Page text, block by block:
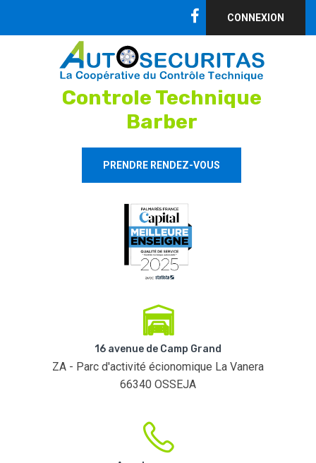
CONNEXION
Controle Technique
Barber
PRENDRE RENDEZ-VOUS
16 avenue de Camp Grand
ZA - Parc d'activité écionomique La Vanera
66340 OSSEJA